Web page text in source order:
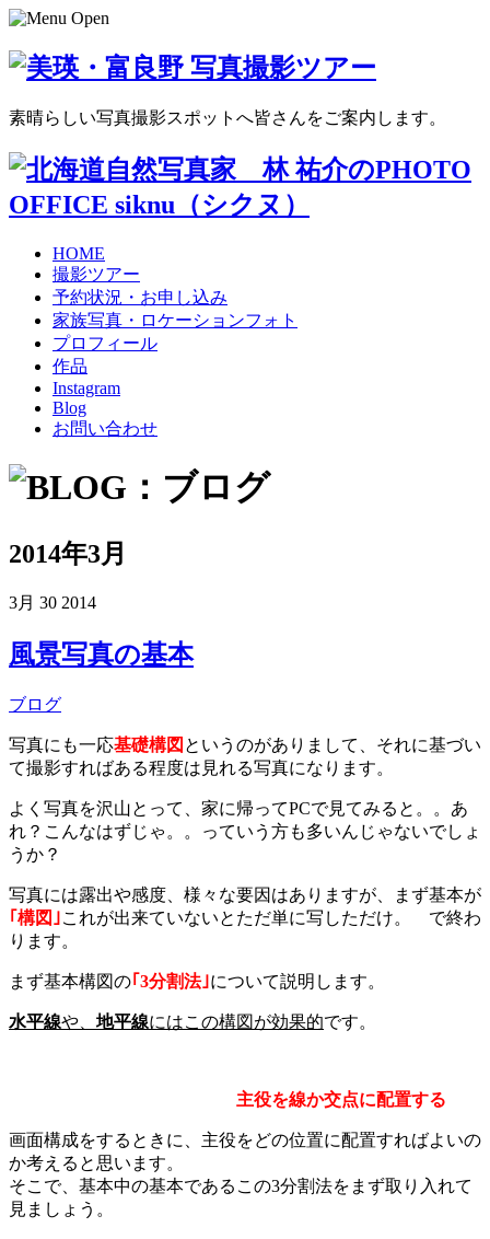
素晴らしい写真撮影スポットへ皆さんをご案内します。
HOME
撮影ツアー
予約状況・お申し込み
家族写真・ロケーションフォト
プロフィール
作品
Instagram
Blog
お問い合わせ
2014年3月
3月 30 2014
風景写真の基本
ブログ
写真にも一応基礎構図 というのがありまして、それに基づい
て撮影すればある程度は見れる写真になります。
よく写真を沢山とって、家に帰ってPCで見てみると。。あ
れ？こんなはずじゃ。。っていう方も多いんじゃないでしょ
うか？
写真には露出や感度、様々な要因はありますが、まず基本が
｢構図｣これが出来ていないとただ単に写しただけ。 で終わ
ります。
まず基本構図の｢3分割法｣について説明します。
水平線や、 地平線にはこの構図が効果的です。
主役を線か交点に配置する
画面構成をするときに、主役をどの位置に配置すればよいの
か考えると思います。
そこで、基本中の基本であるこの3分割法をまず取り入れて
見ましょう。